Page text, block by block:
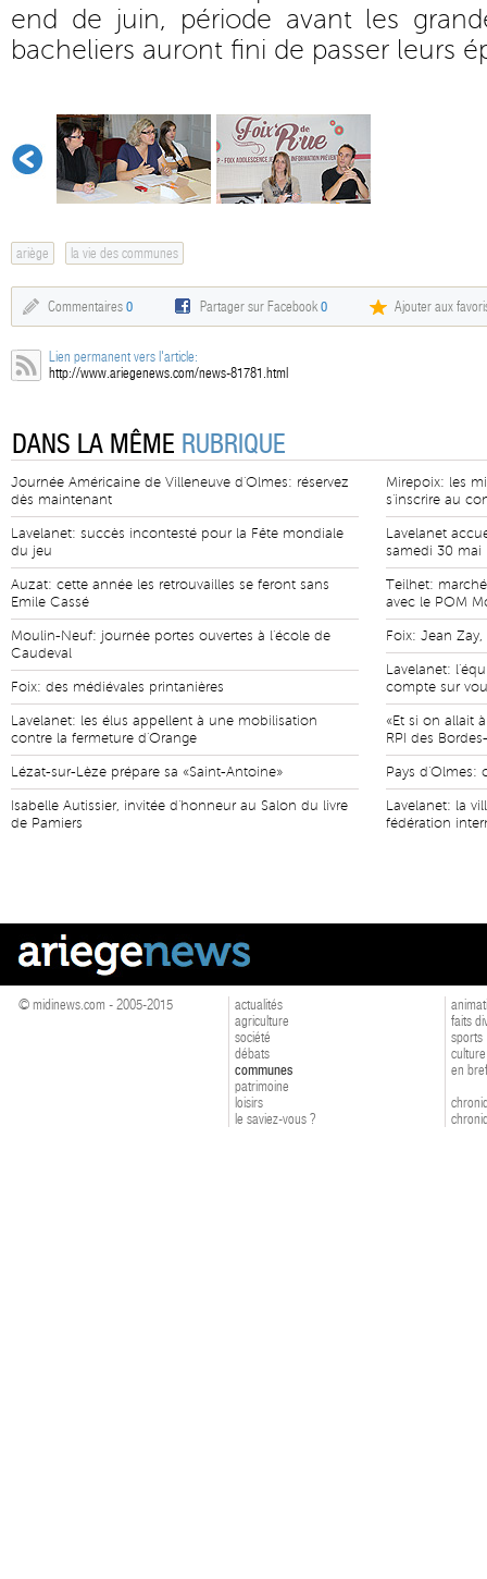
end de juin, période avant les
bacheliers auront fini de passer leurs
ariège la vie des communes
Commentaires 0 Partager sur Facebook0 Ajouter aux
Lien permanent vers l'article:
http://www.ariegenews.com/news-81781.html
DANS LA MÊME RUBRIQUE
Journée Américaine de Villeneuve d'Olmes: réservez
dès maintenant
Lavelanet: succès incontesté pour la Fête mondiale
du jeu
Auzat: cette année les retrouvailles se feront sans
Emile Cassé
Moulin-Neuf: journée portes ouvertes à l'école de
Caudeval
Foix: des médiévales printanières
Lavelanet: les élus appellent à une mobilisation
contre la fermeture d'Orange
Lézat-sur-Lèze prépare sa «Saint-Antoine»
Isabelle Autissier, invitée d'honneur au Salon du livre
de Pamiers
Mirepoix: les
s'inscrire au
Lavelanet
samedi 30 mai
Teilhet:
avec le POM
Foix: Jean
Lavelanet:
compte sur
«Et si on allait
RPI des
Pays d'Olmes:
Lavelanet: la
fédération
© midinews.com - 2005-2015
actualités
agriculture
société
débats
communes
patrimoine
loisirs
le saviez-vous ?
faits
sports
culture
en bref